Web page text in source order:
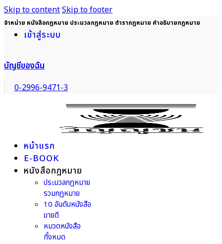
Skip to contentSkip to footer
จำหน่าย หนังสือกฎหมาย ประมวลกฎหมาย ตำรากฎหมาย คำอธิบายกฎหมาย
เข้าสู่ระบบ
บัญชีของฉัน
0-2996-9471-3
หน้าแรก
E-BOOK
หนังสือกฎหมาย
ประมวลกฎหมาย
รวมกฎหมาย
10 อันดับหนังสือ
ขายดี
หมวดหนังสือ
ทั้งหมด